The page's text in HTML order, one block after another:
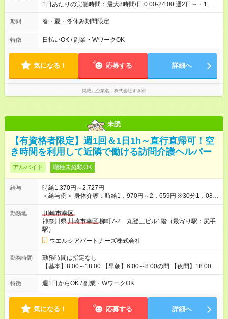
1日あたりの実働時間：最大8時間/日 0:00-24:00 週2日～・1日
2h～OK ＜シフト例＞ 〇朝帯 5:00-9:00 〇昼帯 9:00-14:00 〇午
後帯 14:00-18:00 〇夜帯 18:00-22:00 〇深夜帯 22:00-翌5:00 基
ます♪
期間 春・夏・冬休み期間限定
特徴 日払いOK / 副業・WワークOK
気になる！ 応募する 詳細へ
掲載元企業名 株式会社すき家
未読
【有資格者限定】週1回＆1日1h～直行直帰可！空
き時間を利用して近隣で働ける訪問介護ヘルパー
アルバイト 職種未経験OK
給与
時給1,370円～2,727円
＜給与例＞ 身体介護：時給1，970円～2，659円 ※30分1，085
円のサービスあり 生活援助：時給1，370円～1，849円 介護保
険外：1，520円～2，052円 ＜介護福祉士の場合の給与例＞ 身
体介護：時給2，020円～2，727円 ※30分1，110円のサービス
あり 生活援助：時給1，420円～1，917円 介護保険外：時給1，
570円～2，119円 ・早朝/夜間/祝日は時給25％UP ・日曜日は時
給35％UP 【試用期間】試用期間なし
勤務地
川崎市幸区
神奈川県川崎市幸区柳町7-2 丸登三ビル1階（最寄り駅：尻手
駅）
ウエルシアパートナーズ株式会社
勤務時間
勤務時間は指定なし
【基本】8:00～18:00 【早朝】6:00～8:00の間 【夜間】18:00～
22:00の間で 週1日・1日1時間～勤務OK ※実働1～8h 近隣勤務
で直行直帰可！ ★平日のみ、土日のみ 午前のみ・午後のみな
ワーク(副業)OK 扶養控除内勤務もモチロンOK
特徴 週1日からOK / 副業・WワークOK
気になる！ 応募する 詳細へ